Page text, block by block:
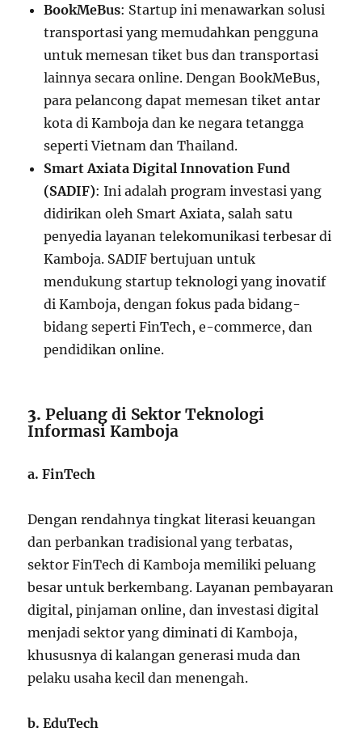
BookMeBus: Startup ini menawarkan solusi
transportasi yang memudahkan pengguna
untuk memesan tiket bus dan transportasi
lainnya secara online. Dengan BookMeBus,
para pelancong dapat memesan tiket antar
kota di Kamboja dan ke negara tetangga
seperti Vietnam dan Thailand.
Smart Axiata Digital Innovation Fund
(SADIF): Ini adalah program investasi yang
didirikan oleh Smart Axiata, salah satu
penyedia layanan telekomunikasi terbesar di
Kamboja. SADIF bertujuan untuk
mendukung startup teknologi yang inovatif
di Kamboja, dengan fokus pada bidang-
bidang seperti FinTech, e-commerce, dan
pendidikan online.
3.Peluang di Sektor Teknologi
Informasi Kamboja
a. FinTech
Dengan rendahnya tingkat literasi keuangan
dan perbankan tradisional yang terbatas,
sektor FinTech di Kamboja memiliki peluang
besar untuk berkembang. Layanan pembayaran
digital, pinjaman online, dan investasi digital
menjadi sektor yang diminati di Kamboja,
khususnya di kalangan generasi muda dan
pelaku usaha kecil dan menengah.
b. EduTech